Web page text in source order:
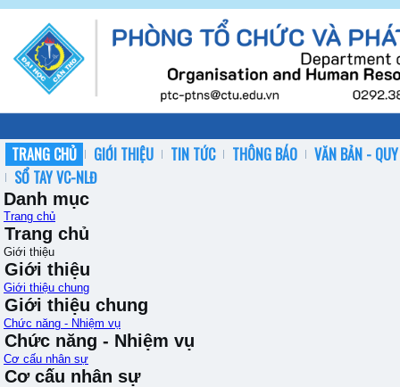
TRANG CHỦ GIỚI THIỆU TIN TỨC THÔNG BÁO
VĂN BẢN -
SỔ TAY VC-NLĐ
Danh mục
Trang chủ
Trang chủ
Giới thiệu
Giới thiệu
Giới thiệu chung
Giới thiệu chung
Chức năng - Nhiệm vụ
Chức năng - Nhiệm vụ
Cơ cấu nhân sự
Cơ cấu nhân sự